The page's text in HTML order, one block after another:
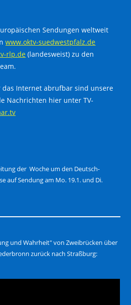
Sendungen weltweit
www.oktv-suedwestpfalz.de
rlp.de (landesweist) zu den
das Internet abrufbar sind unsere
Nachrichten hier unter TV-
der Woche um den Deutsch-
auf Sendung am Mo. 19.1. und Di.
und Wahrheit" von Zweibrücken über
zurück nach Straßburg: